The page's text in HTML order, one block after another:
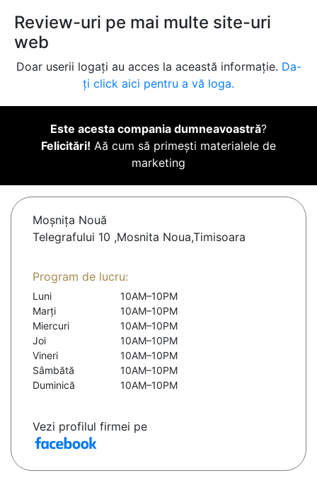
Review-uri pe mai multe site-uri
web
Doar userii logați au acces la această informație. Da-
ți click aici pentru a vă loga.
Este acesta compania dumneavoastră?
Felicitări! Aă cum să primești materialele de
marketing
Moşniţa Nouă
Telegrafului 10 ,Mosnita Noua,Timisoara
Program de lucru:
Luni
10AM–10PM
Marți
10AM–10PM
Miercuri
10AM–10PM
Joi
10AM–10PM
Vineri
10AM–10PM
Sâmbătă
10AM–10PM
Duminică
10AM–10PM
Vezi profilul firmei pe